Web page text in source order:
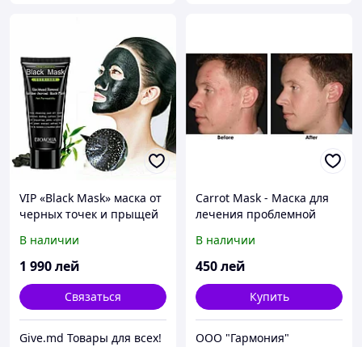
VIP «Black Mask» маска от
черных точек и прыщей
В наличии
1 990лей
Связаться
Give.md Товары для всех!
Carrot Mask - Маска для
лечения проблемной
В наличии
450лей
Купить
ООО "Гармония"